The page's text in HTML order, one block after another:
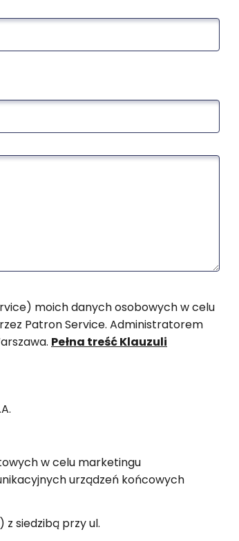
moich danych osobowych w celu
Patron Service. Administratorem
Pełna treść Klauzuli
w celu marketingu
urządzeń końcowych
siedzibą przy ul.